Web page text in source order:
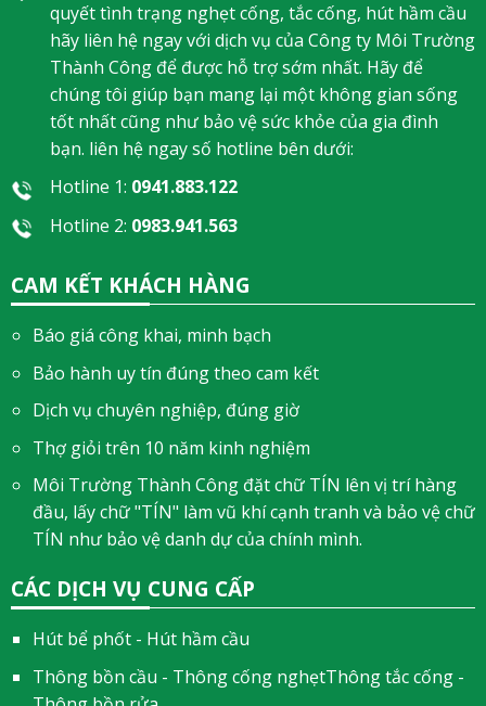
quyết tình trạng nghẹt cống, tắc cống, hút hầm cầu
hãy liên hệ ngay với dịch vụ của Công ty Môi Trường
Thành Công để được hỗ trợ sớm nhất. Hãy để
chúng tôi giúp bạn mang lại một không gian sống
tốt nhất cũng như bảo vệ sức khỏe của gia đình
bạn. liên hệ ngay số hotline bên dưới:
Hotline 1: 0941.883.122
Hotline 2: 0983.941.563
CAM KẾT KHÁCH HÀNG
Báo giá công khai, minh bạch
Bảo hành uy tín đúng theo cam kết
Dịch vụ chuyên nghiệp, đúng giờ
Thợ giỏi trên 10 năm kinh nghiệm
Môi Trường Thành Công đặt chữ TÍN lên vị trí hàng
đầu, lấy chữ "TÍN" làm vũ khí cạnh tranh và bảo vệ chữ
TÍN như bảo vệ danh dự của chính mình.
CÁC DỊCH VỤ CUNG CẤP
Hút bể phốt - Hút hầm cầu
Thông bồn cầu - Thông cống nghẹtThông tắc cống -